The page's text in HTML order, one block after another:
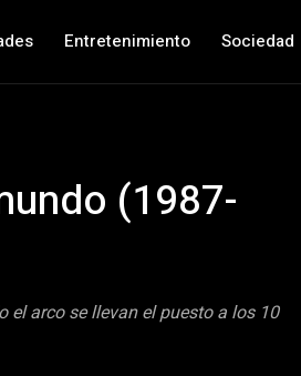
Entretenimiento Sociedad
(1987-
el arco se llevan el puesto a los 10